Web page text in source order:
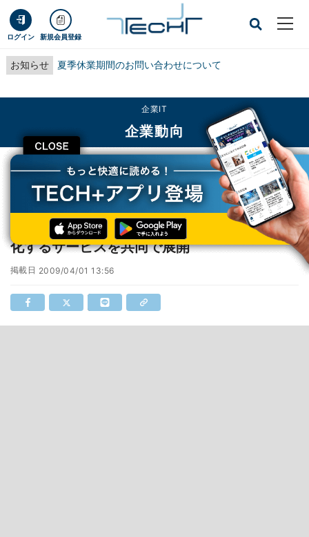
ログイン 新規会員登録
お知らせ 夏季休業期間のお問い合わせについて
CLOSE
企業IT
企業動向
TECH+ 企業IT
企業動向
NECとBIGLOBE、家庭内のCO2排出量を可視化するサービスを共同で展開
NECとBIGLOBE、家庭内のCO2排出量を可視
化するサービスを共同で展開
掲載日 2009/04/01 13:56